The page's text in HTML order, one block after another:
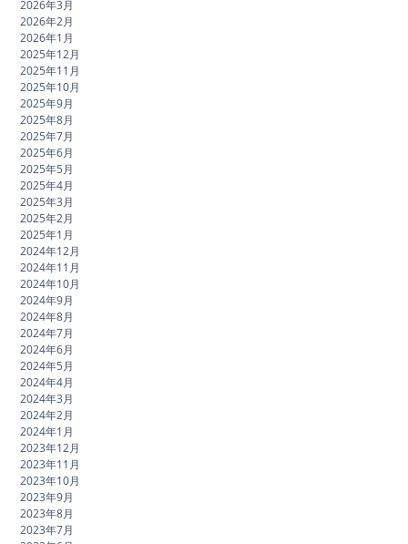
2026年3月
2026年2月
2026年1月
2025年12月
2025年11月
2025年10月
2025年9月
2025年8月
2025年7月
2025年6月
2025年5月
2025年4月
2025年3月
2025年2月
2025年1月
2024年12月
2024年11月
2024年10月
2024年9月
2024年8月
2024年7月
2024年6月
2024年5月
2024年4月
2024年3月
2024年2月
2024年1月
2023年12月
2023年11月
2023年10月
2023年9月
2023年8月
2023年7月